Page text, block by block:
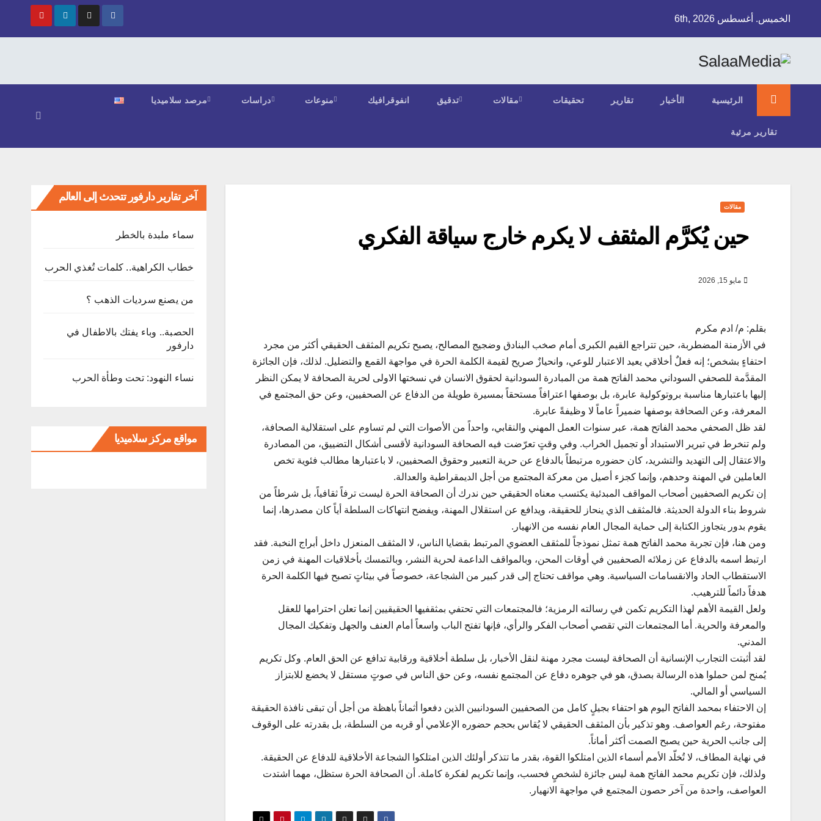
الخميس. أغسطس 6th, 2026
الرئيسية الأخبار تقارير تحقيقات مقالات تدقيق انفوقرافيك منوعات دراسات مرصد سلاميديا
تقارير مرئية
مقالات
حين يُكرَّم المثقف لا يكرم خارج سياقة الفكري
مايو 15, 2026
بقلم: م/ ادم مكرم
في الأزمنة المضطربة، حين تتراجع القيم الكبرى أمام صخب البنادق وضجيج المصالح، يصبح تكريم المثقف الحقيقي أكثر من مجرد
احتفاءٍ بشخص؛ إنه فعلٌ أخلاقي يعيد الاعتبار للوعي، وانحيازٌ صريح لقيمة الكلمة الحرة في مواجهة القمع والتضليل. لذلك، فإن الجائزة
المقدَّمة للصحفي السوداني محمد الفاتح همة من المبادرة السودانية لحقوق الانسان في نسختها الاولى لحرية الصحافة لا يمكن النظر
إليها باعتبارها مناسبة بروتوكولية عابرة، بل بوصفها اعترافاً مستحقاً بمسيرة طويلة من الدفاع عن الصحفيين، وعن حق المجتمع في
المعرفة، وعن الصحافة بوصفها ضميراً عاماً لا وظيفةً عابرة.
لقد ظل الصحفي محمد الفاتح همة، عبر سنوات العمل المهني والنقابي، واحداً من الأصوات التي لم تساوم على استقلالية الصحافة،
ولم تنخرط في تبرير الاستبداد أو تجميل الخراب. وفي وقتٍ تعرّضت فيه الصحافة السودانية لأقسى أشكال التضييق، من المصادرة
والاعتقال إلى التهديد والتشريد، كان حضوره مرتبطاً بالدفاع عن حرية التعبير وحقوق الصحفيين، لا باعتبارها مطالب فئوية تخص
العاملين في المهنة وحدهم، وإنما كجزء أصيل من معركة المجتمع من أجل الديمقراطية والعدالة.
إن تكريم الصحفيين أصحاب المواقف المبدئية يكتسب معناه الحقيقي حين ندرك أن الصحافة الحرة ليست ترفاً ثقافياً، بل شرطاً من
شروط بناء الدولة الحديثة. فالمثقف الذي ينحاز للحقيقة، ويدافع عن استقلال المهنة، ويفضح انتهاكات السلطة أياً كان مصدرها، إنما
يقوم بدور يتجاوز الكتابة إلى حماية المجال العام نفسه من الانهيار.
ومن هنا، فإن تجربة محمد الفاتح همة تمثل نموذجاً للمثقف العضوي المرتبط بقضايا الناس، لا المثقف المنعزل داخل أبراج النخبة. فقد
ارتبط اسمه بالدفاع عن زملائه الصحفيين في أوقات المحن، وبالمواقف الداعمة لحرية النشر، وبالتمسك بأخلاقيات المهنة في زمن
الاستقطاب الحاد والانقسامات السياسية. وهي مواقف تحتاج إلى قدر كبير من الشجاعة، خصوصاً في بيئاتٍ تصبح فيها الكلمة الحرة
هدفاً دائماً للترهيب.
ولعل القيمة الأهم لهذا التكريم تكمن في رسالته الرمزية؛ فالمجتمعات التي تحتفي بمثقفيها الحقيقيين إنما تعلن احترامها للعقل
والمعرفة والحرية. أما المجتمعات التي تقصي أصحاب الفكر والرأي، فإنها تفتح الباب واسعاً أمام العنف والجهل وتفكيك المجال
المدني.
لقد أثبتت التجارب الإنسانية أن الصحافة ليست مجرد مهنة لنقل الأخبار، بل سلطة أخلاقية ورقابية تدافع عن الحق العام. وكل تكريم
يُمنح لمن حملوا هذه الرسالة بصدق، هو في جوهره دفاع عن المجتمع نفسه، وعن حق الناس في صوتٍ مستقل لا يخضع للابتزاز
السياسي أو المالي.
إن الاحتفاء بمحمد الفاتح اليوم هو احتفاء بجيلٍ كامل من الصحفيين السودانيين الذين دفعوا أثماناً باهظة من أجل أن تبقى نافذة الحقيقة
مفتوحة، رغم العواصف. وهو تذكير بأن المثقف الحقيقي لا يُقاس بحجم حضوره الإعلامي أو قربه من السلطة، بل بقدرته على الوقوف
إلى جانب الحرية حين يصبح الصمت أكثر أماناً.
في نهاية المطاف، لا تُخلّد الأمم أسماء الذين امتلكوا القوة، بقدر ما تتذكر أولئك الذين امتلكوا الشجاعة الأخلاقية للدفاع عن الحقيقة.
ولذلك، فإن تكريم محمد الفاتح همة ليس جائزة لشخصٍ فحسب، وإنما تكريم لفكرة كاملة. أن الصحافة الحرة ستظل، مهما اشتدت
العواصف، واحدة من آخر حصون المجتمع في مواجهة الانهيار.
آخر تقارير دارفور تتحدث إلى العالم
ﺳﻤﺎء ﻣﻠﺒﺪة ﺑﺎﻟﺨﻄﺮ
خطاب الكراهية.. كلمات تُغذي الحرب
من يصنع سرديات الذهب ؟
الحصبة.. وباء يفتك بالاطفال في
دارفور
نساء النهود: تحت وطأة الحرب
مواقع مركز سلاميديا